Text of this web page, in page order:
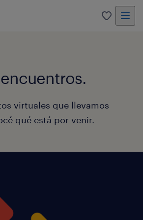
0
virtuales que llevamos
qué está por venir.